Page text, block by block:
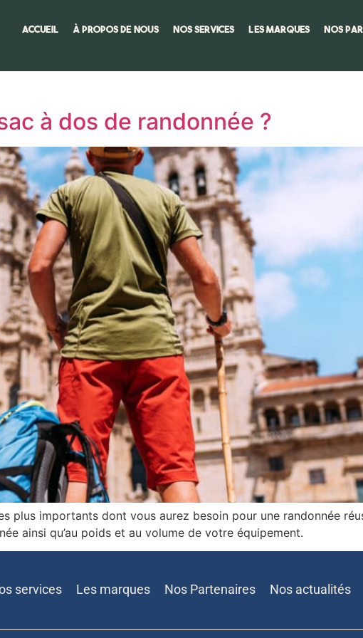
Accueil À propos de nous Nos services Les marques Nos
à dos de randonnée ?
plus importants dont vous aurez besoin pour une randonnée
ainsi qu’au poids et au volume de votre équipement.
services Les marques Nos Partenaires Nos actualités